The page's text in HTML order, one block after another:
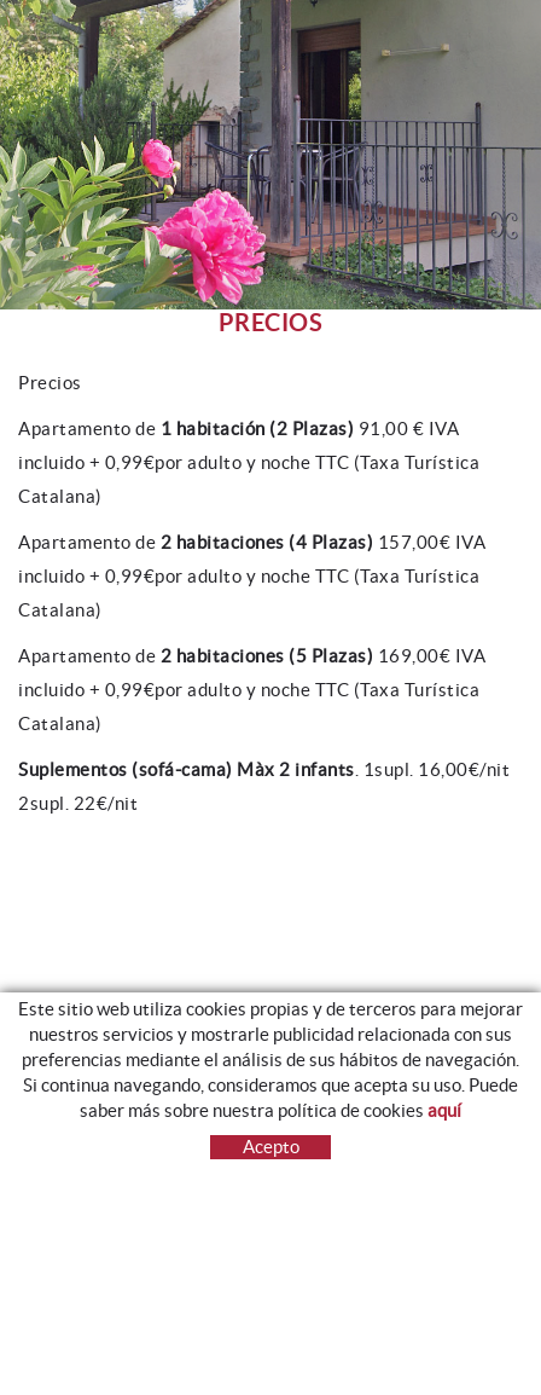
PRECIOS
Precios
Apartamento de 1 habitación (2 Plazas) 91,00 € IVA
incluido + 0,99€por adulto y noche TTC (Taxa Turística
Catalana)
Apartamento de 2 habitaciones (4 Plazas) 157,00€ IVA
incluido + 0,99€por adulto y noche TTC (Taxa Turística
Catalana)
Apartamento de 2 habitaciones (5 Plazas) 169,00€ IVA
incluido + 0,99€por adulto y noche TTC (Taxa Turística
Catalana)
Suplementos (sofá-cama) Màx 2 infants . 1supl. 16,00€/nit
2supl. 22€/nit
42º 06’ 35.35´´ N 2º 26’ 27.27´´ E
ALTITUD
500m.
Este sitio web utiliza cookies propias y de terceros para mejorar
nuestros servicios y mostrarle publicidad relacionada con sus
preferencias mediante el análisis de sus hábitos de navegación.
Si continua navegando, consideramos que acepta su uso. Puede
saber más sobre nuestra política de cookies aquí
Acepto